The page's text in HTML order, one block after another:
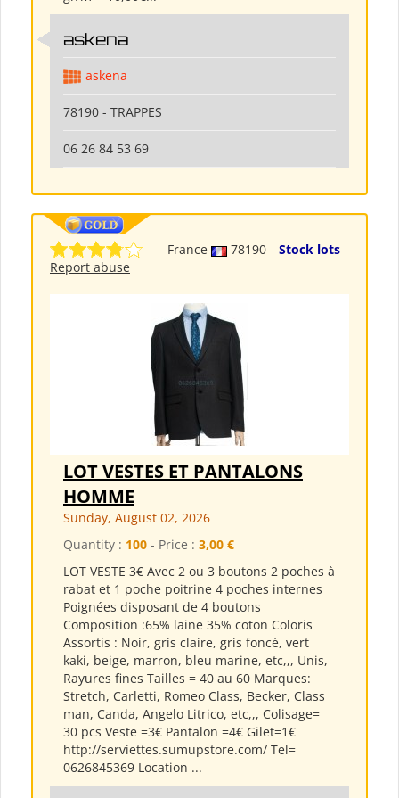
askena
askena
78190 - TRAPPES
06 26 84 53 69
France 78190
Stock lots
Report abuse
LOT VESTES ET PANTALONS
HOMME
Sunday, August 02, 2026
Quantity : 100 - Price : 3,00 €
LOT VESTE 3€ Avec 2 ou 3 boutons 2 poches à
rabat et 1 poche poitrine 4 poches internes
Poignées disposant de 4 boutons
Composition :65% laine 35% coton Coloris
Assortis : Noir, gris claire, gris foncé, vert
kaki, beige, marron, bleu marine, etc,,, Unis,
Rayures fines Tailles = 40 au 60 Marques:
Stretch, Carletti, Romeo Class, Becker, Class
man, Canda, Angelo Litrico, etc,,, Colisage=
30 pcs Veste =3€ Pantalon =4€ Gilet=1€
http://serviettes.sumupstore.com/ Tel=
0626845369 Location ...